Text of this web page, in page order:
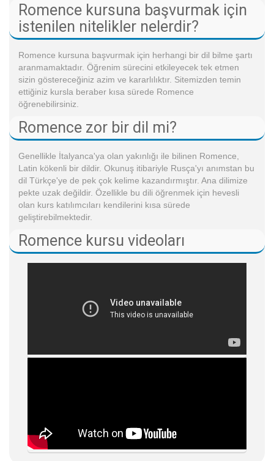
Romence kursuna başvurmak için
istenilen nitelikler nelerdir?
Romence kursuna başvurmak için herhangi bir dil bilme şartı
aranmamaktadır. Öğrenim sürecini etkileyecek tek etmen
sizin göstereceğiniz azim ve kararlılıktır. Sitemizden temin
ettiğiniz kursla beraber kısa sürede Romence
öğrenebilirsiniz.
Romence zor bir dil mi?
Genellikle İtalyanca'ya olan yakınlığı ile bilinen Romence,
Latin kökenli bir dildir. Okunuş itibariyle Rusça'yı anımstan bu
dil Türkçe'ye de pek çok kelime kazandırmıştır. Ana dilimize
pekte uzak değildir. Özellikle bu dili öğrenmek için hevesli
olan kurs katılımcıları kendilerini kısa sürede
geliştirebilmektedir.
Romence kursu videoları